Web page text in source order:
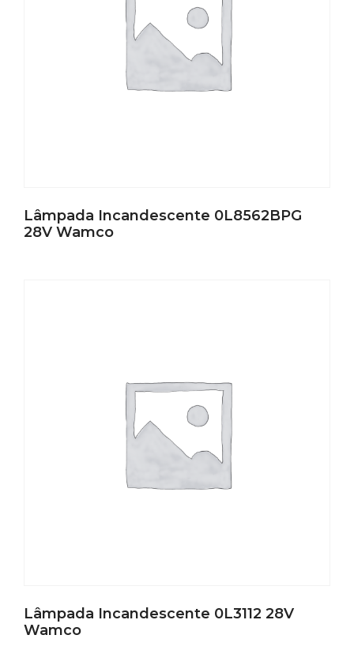
Lâmpada Incandescente 0L8562BPG
28V Wamco
Lâmpada Incandescente 0L3112 28V
Wamco